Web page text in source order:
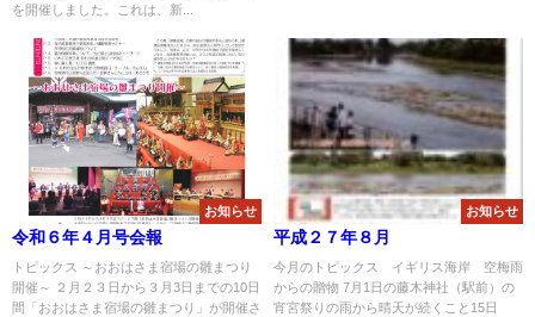
を開催しました。これは、新...
お知らせ
令和６年４月号会報
トピックス ～おおはさま宿場の雛まつり
開催～ ２月２３日から３月3日までの10日
間「おおはさま宿場の雛まつり」が開催さ
お知らせ
平成２７年８月
今月のトピックス イギリス海岸 空梅雨
からの贈物 7月1日の藤木神社（駅前）の
宵宮祭りの雨から晴天が続くこと15日